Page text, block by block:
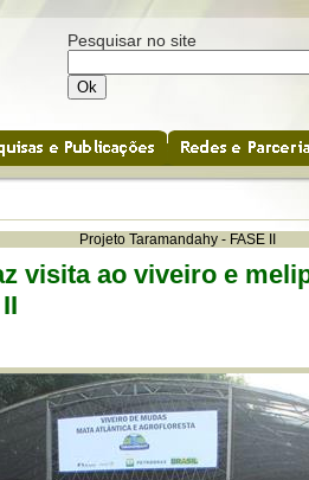
Pesquisar no site
Projeto Taramandahy - FASE II
visita ao viveiro e